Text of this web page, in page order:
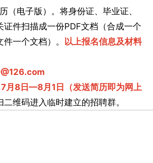
（电子版）。将身份证、毕业证、
证件扫描成一份PDF文档（合成一个
一个文档）。 以上报名信息及材料
7月8日—8月1日（发送简历即为网上
二维码进入临时建立的招聘群。